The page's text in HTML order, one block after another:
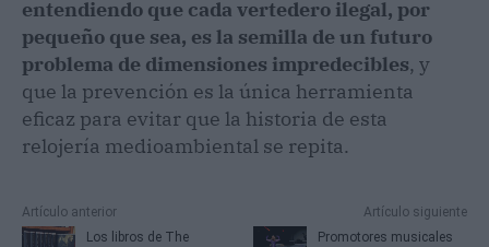
entendiendo que cada vertedero ilegal, por
pequeño que sea, es la semilla de un futuro
problema de dimensiones impredecibles, y
que la prevención es la única herramienta
eficaz para evitar que la historia de esta
relojería medioambiental se repita.
Artículo anterior
Los libros de The
Artículo siguiente
Promotores musicales